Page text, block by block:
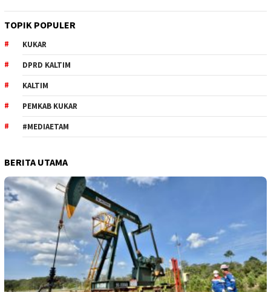
TOPIK POPULER
KUKAR
DPRD KALTIM
KALTIM
PEMKAB KUKAR
#MEDIAETAM
BERITA UTAMA